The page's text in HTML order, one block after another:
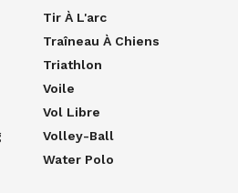
Tir À L'arc
Traîneau À Chiens
Triathlon
Voile
Vol Libre
Volley-Ball
Water Polo